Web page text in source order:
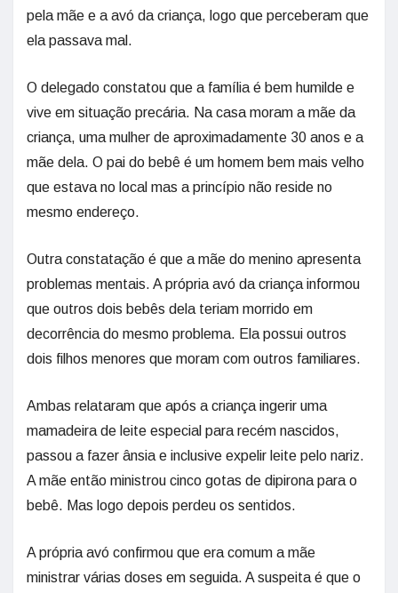
pela mãe e a avó da criança, logo que perceberam que
ela passava mal.
O delegado constatou que a família é bem humilde e
vive em situação precária. Na casa moram a mãe da
criança, uma mulher de aproximadamente 30 anos e a
mãe dela. O pai do bebê é um homem bem mais velho
que estava no local mas a princípio não reside no
mesmo endereço.
Outra constatação é que a mãe do menino apresenta
problemas mentais. A própria avó da criança informou
que outros dois bebês dela teriam morrido em
decorrência do mesmo problema. Ela possui outros
dois filhos menores que moram com outros familiares.
Ambas relataram que após a criança ingerir uma
mamadeira de leite especial para recém nascidos,
passou a fazer ânsia e inclusive expelir leite pelo nariz.
A mãe então ministrou cinco gotas de dipirona para o
bebê. Mas logo depois perdeu os sentidos.
A própria avó confirmou que era comum a mãe
ministrar várias doses em seguida. A suspeita é que o